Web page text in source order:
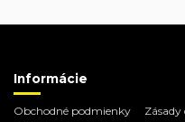
Informácie
Obchodné podmienky